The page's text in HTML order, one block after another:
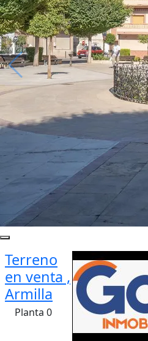
Terreno
en venta ,
Armilla
Planta 0